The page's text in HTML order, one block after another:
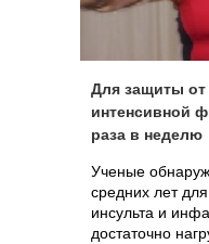
Для защиты от
интенсивной
раза в неделю
Ученые
средних лет
инсульта и
достаточно